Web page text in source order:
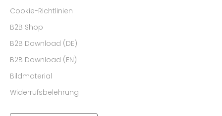
Cookie-Richtlinien
B2B Shop
B2B Download (DE)
B2B Download (EN)
Bildmaterial
Widerrufsbelehrung